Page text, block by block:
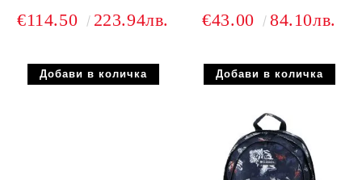
€114.50 223.94лв. €43.00 84.10лв.